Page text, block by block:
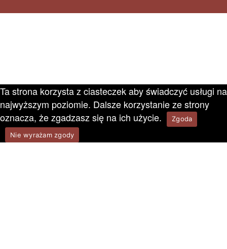
Ta strona korzysta z ciasteczek aby świadczyć usługi na
najwyższym poziomie. Dalsze korzystanie ze strony
oznacza, że zgadzasz się na ich użycie.
Zgoda
Nie wyrażam zgody